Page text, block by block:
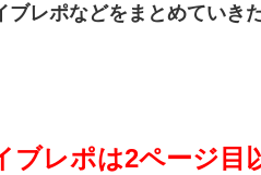
ブレポなどをまとめていき
ブレポは2ページ目